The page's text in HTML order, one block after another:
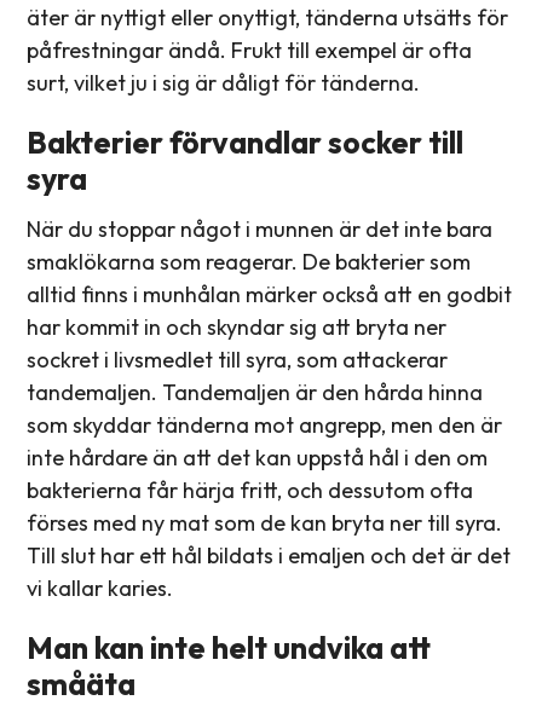
äter är nyttigt eller onyttigt, tänderna utsätts för
påfrestningar ändå. Frukt till exempel är ofta
surt, vilket ju i sig är dåligt för tänderna.
Bakterier förvandlar socker till
syra
När du stoppar något i munnen är det inte bara
smaklökarna som reagerar. De bakterier som
alltid finns i munhålan märker också att en godbit
har kommit in och skyndar sig att bryta ner
sockret i livsmedlet till syra, som attackerar
tandemaljen. Tandemaljen är den hårda hinna
som skyddar tänderna mot angrepp, men den är
inte hårdare än att det kan uppstå hål i den om
bakterierna får härja fritt, och dessutom ofta
förses med ny mat som de kan bryta ner till syra.
Till slut har ett hål bildats i emaljen och det är det
vi kallar karies.
Man kan inte helt undvika att
småäta